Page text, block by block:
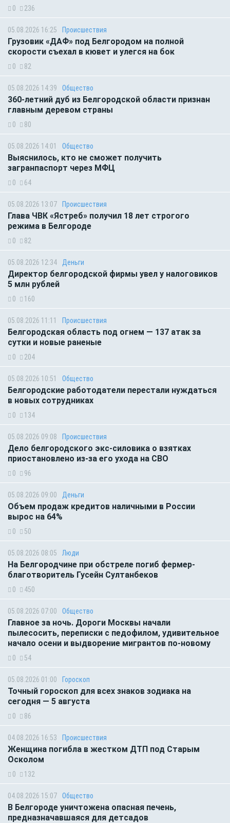
0 236
05.08.2026 16:25 Происшествия
Грузовик «ДАФ» под Белгородом на полной
скорости съехал в кювет и улегся на бок
0 82
05.08.2026 14:39 Общество
360-летний дуб из Белгородской области признан
главным деревом страны
0 80
05.08.2026 14:01 Общество
Выяснилось, кто не сможет получить
загранпаспорт через МФЦ
0 64
05.08.2026 13:07 Происшествия
Глава ЧВК «Ястреб» получил 18 лет строгого
режима в Белгороде
0 82
05.08.2026 12:34 Деньги
Директор белгородской фирмы увел у налоговиков
5 млн рублей
0 160
05.08.2026 11:11 Происшествия
Белгородская область под огнем — 137 атак за
сутки и новые раненые
0 204
05.08.2026 10:51 Общество
Белгородские работодатели перестали нуждаться
в новых сотрудниках
0 134
05.08.2026 09:08 Происшествия
Дело белгородского экс-силовика о взятках
приостановлено из-за его ухода на СВО
0 96
05.08.2026 09:00 Деньги
Объем продаж кредитов наличными в России
вырос на 64%
0 50
05.08.2026 08:05 Люди
На Белгородчине при обстреле погиб фермер-
благотворитель Гусейн Султанбеков
0 450
05.08.2026 07:00 Общество
Главное за ночь. Дороги Москвы начали
пылесосить, переписки с педофилом, удивительное
начало осени и выдворение мигрантов по-новому
0 54
05.08.2026 01:00 Гороскоп
Точный гороскоп для всех знаков зодиака на
сегодня — 5 августа
0 86
04.08.2026 16:53 Происшествия
Женщина погибла в жестком ДТП под Старым
Осколом
0 132
04.08.2026 15:07 Общество
В Белгороде уничтожена опасная печень,
предназначавшаяся для детсадов